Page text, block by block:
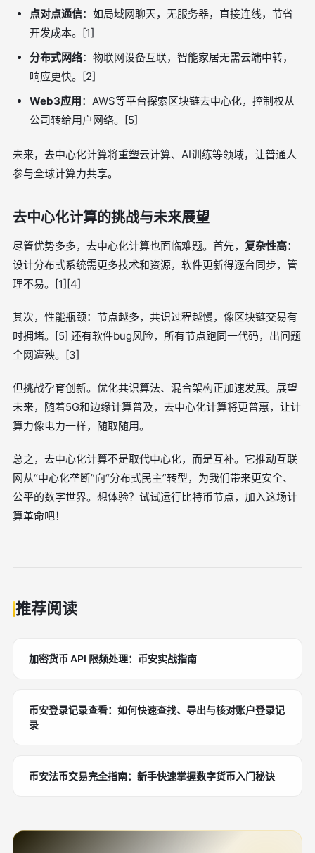
点对点通信：如局域网聊天，无服务器，直接连线，节省
开发成本。[1]
分布式网络：物联网设备互联，智能家居无需云端中转，
响应更快。[2]
Web3应用：AWS等平台探索区块链去中心化，控制权从
公司转给用户网络。[5]
未来，去中心化计算将重塑云计算、AI训练等领域，让普通人
参与全球计算力共享。
去中心化计算的挑战与未来展望
尽管优势多多，去中心化计算也面临难题。首先， 复杂性高：
设计分布式系统需更多技术和资源，软件更新得逐台同步，管
理不易。[1][4]
其次，性能瓶颈：节点越多，共识过程越慢，像区块链交易有
时拥堵。[5] 还有软件bug风险，所有节点跑同一代码，出问题
全网遭殃。[3]
但挑战孕育创新。优化共识算法、混合架构正加速发展。展望
未来，随着5G和边缘计算普及，去中心化计算将更普惠，让计
算力像电力一样，随取随用。
总之，去中心化计算不是取代中心化，而是互补。它推动互联
网从“中心化垄断”向“分布式民主”转型，为我们带来更安全、
公平的数字世界。想体验？试试运行比特币节点，加入这场计
算革命吧！
推荐阅读
加密货币 API 限频处理：币安实战指南
币安登录记录查看：如何快速查找、导出与核对账户登录记
录
币安法币交易完全指南：新手快速掌握数字货币入门秘诀